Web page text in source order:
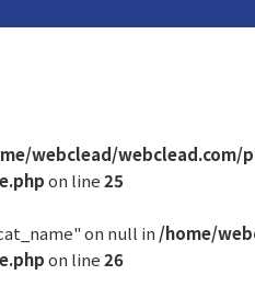
webclead/webclead.com/
on line25
on null in /home/
on line26